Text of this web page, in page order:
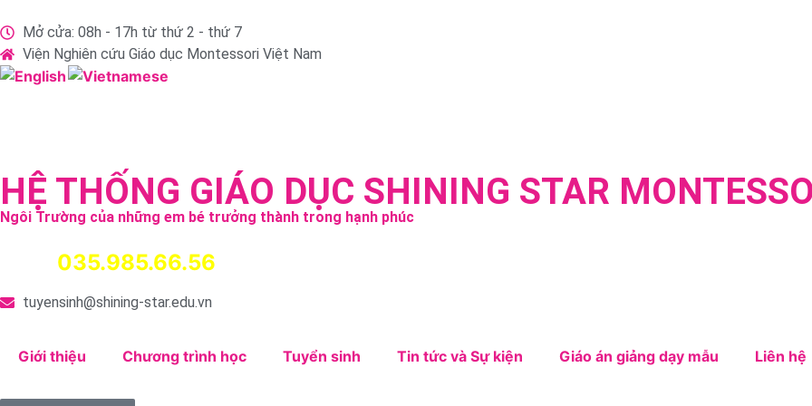
Mở cửa: 08h - 17h từ thứ 2 - thứ 7
Viện Nghiên cứu Giáo dục Montessori Việt Nam
HỆ THỐNG GIÁO DỤC SHINING STAR
Ngôi Trường của những em bé trưởng thành trong hạnh phúc
035.985.66.56
tuyensinh@shining-star.edu.vn
Giới thiệu Chương trình học Tuyển sinh Tin tức và Sự kiện Giáo án giảng dạy mẫu Liên hệ